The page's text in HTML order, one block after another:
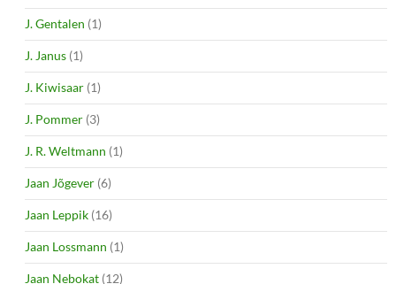
J. Gentalen (1)
J. Janus (1)
J. Kiwisaar (1)
J. Pommer (3)
J. R. Weltmann (1)
Jaan Jõgever (6)
Jaan Leppik (16)
Jaan Lossmann (1)
Jaan Nebokat (12)